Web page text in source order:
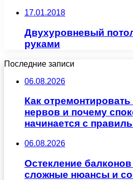
17.01.2018
Двухуровневый
руками
Последние записи
06.08.2026
Как отремонтировать
нервов и почему
начинается с
06.08.2026
Остекление балконов
сложные нюансы и